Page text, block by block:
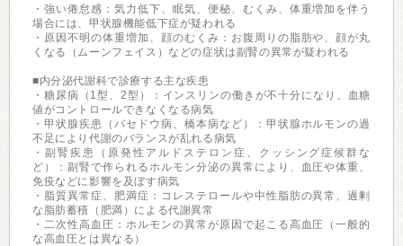
・強い倦怠感：気力低下、眠気、便秘、むくみ、体重増加を伴う
場合には、甲状腺機能低下症が疑われる
・原因不明の体重増加、顔のむくみ：お腹周りの脂肪や、顔が丸
くなる（ムーンフェイス）などの症状は副腎の異常が疑われる
■内分泌代謝科で診療する主な疾患
・糖尿病（1型、2型）：インスリンの働きが不十分になり、血糖
値がコントロールできなくなる病気
・甲状腺疾患（バセドウ病、橋本病など）：甲状腺ホルモンの過
不足により代謝のバランスが乱れる病気
・副腎疾患（原発性アルドステロン症、クッシング症候群な
ど）：副腎で作られるホルモン分泌の異常により、血圧や体重、
免疫などに影響を及ぼす病気
・脂質異常症、肥満症：コレステロールや中性脂肪の異常、過剰
な脂肪蓄積（肥満）による代謝異常
・二次性高血圧：ホルモンの異常が原因で起こる高血圧（一般的
な高血圧とは異なる）